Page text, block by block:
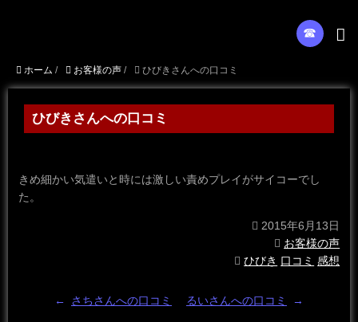
☎︎
ホーム / お客様の声 / ひびきさんへの口コミ
ひびきさんへの口コミ
きめ細かい気遣いと時には激しい責めプレイがサイコーでし
た。
2015年6月13日
お客様の声
ひびき 口コミ 感想
← さちさんへの口コミ るいさんへの口コミ →